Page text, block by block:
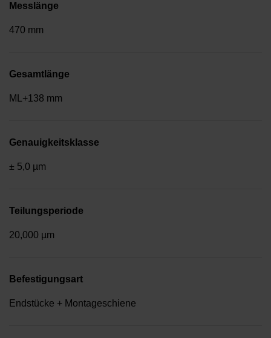
Messlänge
470 mm
Gesamtlänge
ML+138 mm
Genauigkeitsklasse
± 5,0 µm
Teilungsperiode
20,000 µm
Befestigungsart
Endstücke + Montageschiene